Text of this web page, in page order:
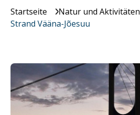
Startseite
Natur und Aktivitäten
Strand Vääna-Jõesuu